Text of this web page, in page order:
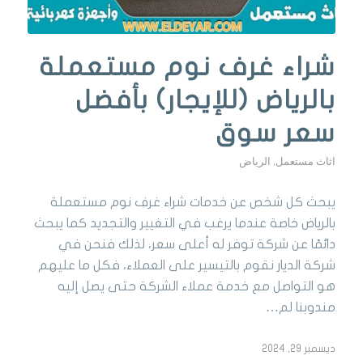
شراء غرف نوم مستعملة
بالرياض (للإيجار) بأفضل
سعر سوق
اثاث مستعمل, الرياض
يبحث كل شخص عن خدمات شراء غرف نوم مستعملة
بالرياض خاصة عندما يرغب في التغيير والتجديد كما يبحث
دائمًا عن شركة توفر له أعلى سعر، لذلك فنحن في
شركة الديار نقوم بالتيسير على العملاء، فكل ما عليهم
هو التواصل مع خدمة عملاء الشركة حتى يصل إليه
مندوبنا لم…
ديسمبر 29, 2024